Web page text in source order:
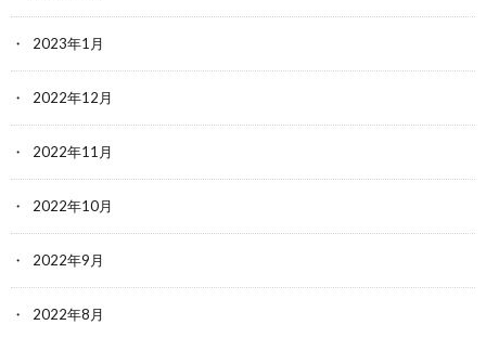
2023年1月
2022年12月
2022年11月
2022年10月
2022年9月
2022年8月